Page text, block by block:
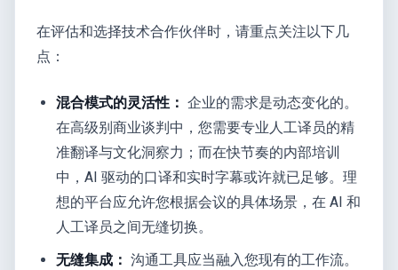
在评估和选择技术合作伙伴时，请重点关注以下几
点：
混合模式的灵活性： 企业的需求是动态变化的。
在高级别商业谈判中，您需要专业人工译员的精
准翻译与文化洞察力；而在快节奏的内部培训
中，AI 驱动的口译和实时字幕或许就已足够。理
想的平台应允许您根据会议的具体场景，在 AI 和
人工译员之间无缝切换。
无缝集成： 沟通工具应当融入您现有的工作流。